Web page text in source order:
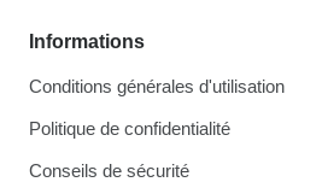
Informations
Conditions générales d'utilisation
Politique de confidentialité
Conseils de sécurité